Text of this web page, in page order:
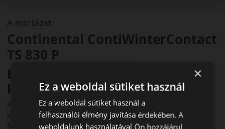
A mintázat
Continental ContiWinterContact
TS 830 P
Bevezető – biztonság és
kényelem a téli közlekedésben
A Continental WinterContact TS830P téligumi prémium
kategóriás abroncs, amelyet a nagy teljesítményű autókhoz
fejlesztettek. Kiemelkedő biztonságot és precíz
×
Ez a weboldal sütiket használ
Ez a weboldal sütiket használ a
felhasználói élmény javítása érdekében. A
weboldalunk használatával Ön hozzájárul